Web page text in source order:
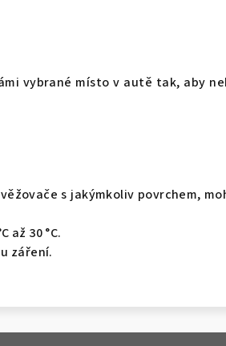
vybrané místo v autě tak, aby
s jakýmkoliv povrchem,
až 30 °C.
záření.